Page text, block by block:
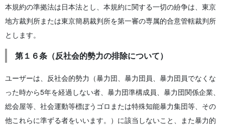
本規約の準拠法は日本法とし、本規約に関する一切の紛争は、東京
地方裁判所または東京簡易裁判所を第一審の専属的合意管轄裁判所
とします。
第１６条（反社会的勢力の排除について）
ユーザーは、反社会的勢力（暴力団、暴力団員、暴力団員でなくな
った時から5年を経過しない者、暴力団準構成員、暴力団関係企業、
総会屋等、社会運動等標ぼうゴロまたは特殊知能暴力集団等、その
他これらに準ずる者をいいます。）に該当しないこと、また暴力的